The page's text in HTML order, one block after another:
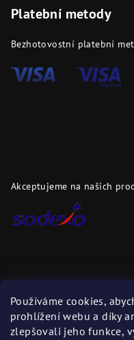
Používáme cookies,
prohlížení webu a díky
zlepšovali jeho funkce,
Platební metody
Bezhotovostní platební
Akceptujeme na našich
Zboží zasíláme těmito